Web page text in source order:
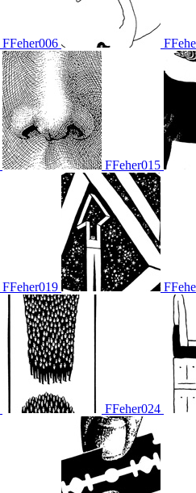
FFeher006
FFeher015
FFeher019
FFeher024